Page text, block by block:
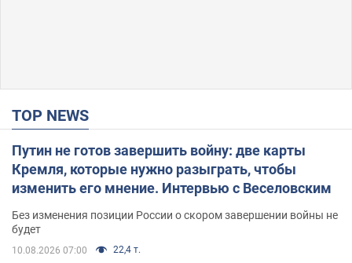
TOP NEWS
Путин не готов завершить войну: две карты
Кремля, которые нужно разыграть, чтобы
изменить его мнение. Интервью с Веселовским
Без изменения позиции России о скором завершении войны не
будет
10.08.2026 07:00 22,4 т.